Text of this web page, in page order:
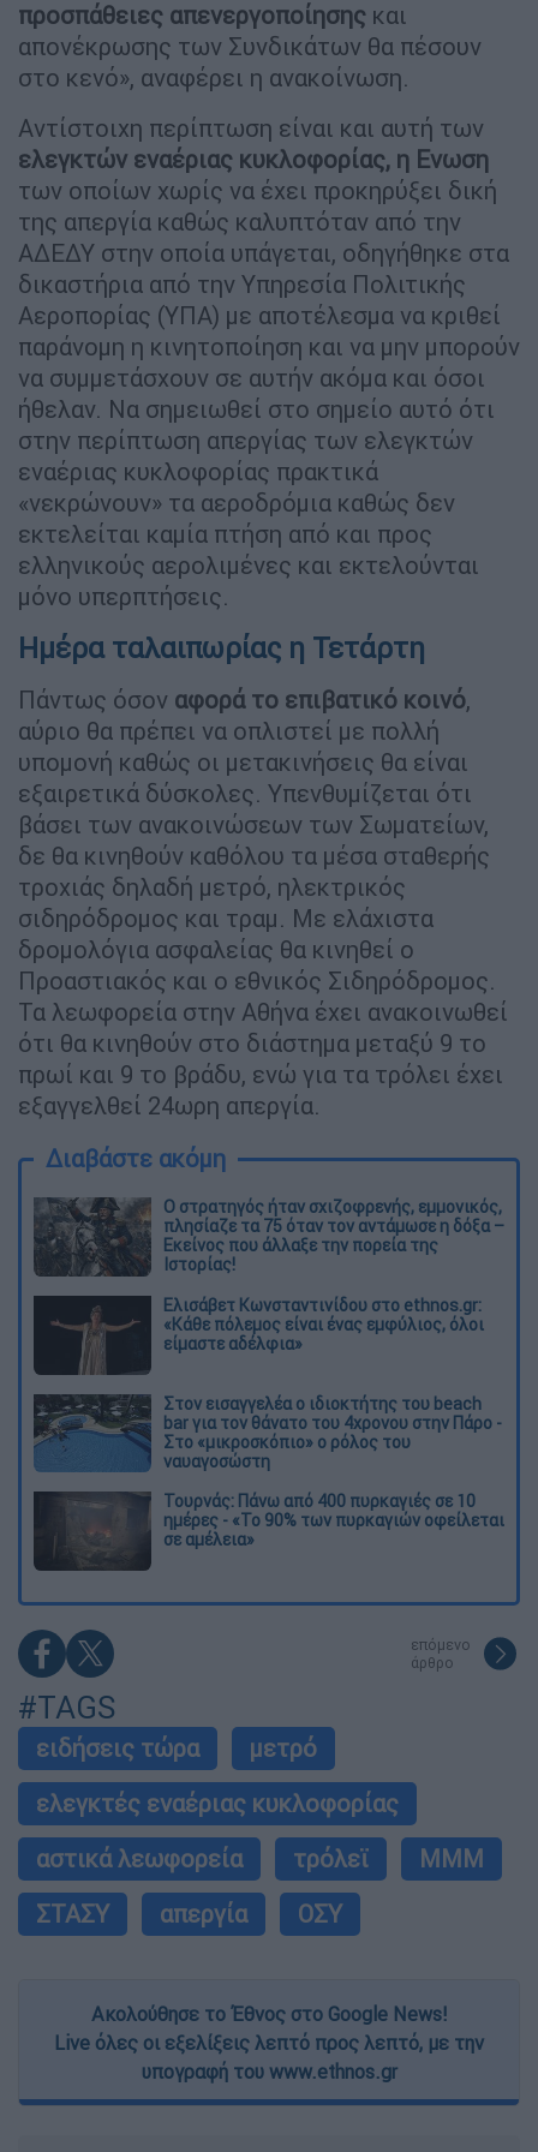
προσπάθειες απενεργοποίησης και
απονέκρωσης των Συνδικάτων θα πέσουν
στο κενό», αναφέρει η ανακοίνωση.
Αντίστοιχη περίπτωση είναι και αυτή των
ελεγκτών εναέριας κυκλοφορίας, η Ενωση
των οποίων χωρίς να έχει προκηρύξει δική
της απεργία καθώς καλυπτόταν από την
ΑΔΕΔΥ στην οποία υπάγεται, οδηγήθηκε στα
δικαστήρια από την Υπηρεσία Πολιτικής
Αεροπορίας (ΥΠΑ) με αποτέλεσμα να κριθεί
παράνομη η κινητοποίηση και να μην μπορούν
να συμμετάσχουν σε αυτήν ακόμα και όσοι
ήθελαν. Να σημειωθεί στο σημείο αυτό ότι
στην περίπτωση απεργίας των ελεγκτών
εναέριας κυκλοφορίας πρακτικά
«νεκρώνουν» τα αεροδρόμια καθώς δεν
εκτελείται καμία πτήση από και προς
ελληνικούς αερολιμένες και εκτελούνται
μόνο υπερπτήσεις.
Ημέρα ταλαιπωρίας η Τετάρτη
Πάντως όσον αφορά το επιβατικό κοινό,
αύριο θα πρέπει να οπλιστεί με πολλή
υπομονή καθώς οι μετακινήσεις θα είναι
εξαιρετικά δύσκολες. Υπενθυμίζεται ότι
βάσει των ανακοινώσεων των Σωματείων,
δε θα κινηθούν καθόλου τα μέσα σταθερής
τροχιάς δηλαδή μετρό, ηλεκτρικός
σιδηρόδρομος και τραμ. Με ελάχιστα
δρομολόγια ασφαλείας θα κινηθεί ο
Προαστιακός και ο εθνικός Σιδηρόδρομος.
Τα λεωφορεία στην Αθήνα έχει ανακοινωθεί
ότι θα κινηθούν στο διάστημα μεταξύ 9 το
πρωί και 9 το βράδυ, ενώ για τα τρόλει έχει
εξαγγελθεί 24ωρη απεργία.
Διαβάστε ακόμη
O στρατηγός ήταν σχιζοφρενής, εμμονικός,
πλησίαζε τα 75 όταν τον αντάμωσε η δόξα –
Εκείνος που άλλαξε την πορεία της
Ιστορίας!
Ελισάβετ Κωνσταντινίδου στο ethnos.gr:
«Κάθε πόλεμος είναι ένας εμφύλιος, όλοι
είμαστε αδέλφια»
Στον εισαγγελέα ο ιδιοκτήτης του beach
bar για τον θάνατο του 4χρονου στην Πάρο -
Στο «μικροσκόπιο» ο ρόλος του
ναυαγοσώστη
Τουρνάς: Πάνω από 400 πυρκαγιές σε 10
ημέρες - «Το 90% των πυρκαγιών οφείλεται
σε αμέλεια»
επόμενο
άρθρο
#TAGS
ειδήσεις τώρα
μετρό
ελεγκτές εναέριας κυκλοφορίας
αστικά λεωφορεία
τρόλεϊ
ΜΜΜ
ΣΤΑΣΥ
απεργία ΟΣΥ
Ακολούθησε το Έθνος στο Google News!
Live όλες οι εξελίξεις λεπτό προς λεπτό, με την
υπογραφή του www.ethnos.gr